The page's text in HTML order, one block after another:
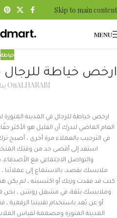
Skip to main content
MENU
خياطة
ارخص خياطة للرجال
ALHARABIOn يناير 1, 2022
ارخص خياطة للرجال في المدينة المنورة
العام الماضي لندرك أن القليل هو الأكثر
في الترحيب بالعملاء مرة أخرى ، أصبح
استفد إلى أقصى حد من وقتك
والتواصل الاجتماعي مع
ملابسك بقصد. بالاستماع إلى عملائنا
كنت قد فقدت وزنك أو اكتسبته ، لم يكن
وملابسك بثقة. في مشغل روشن ، نحن
أو عن بُعد باستخدام تقنيتنا
المدينة المنورة ومصممة لقياس